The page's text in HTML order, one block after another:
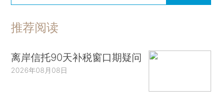
推荐阅读
离岸信托90天补税窗口期疑问
2026年08月08日